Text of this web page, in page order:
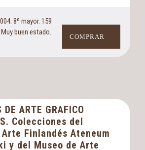
8º mayor. 159
buen estado.
COMPRAR
DE ARTE GRAFICO
Colecciones del
Finlandés Ateneum
y del Museo de Arte